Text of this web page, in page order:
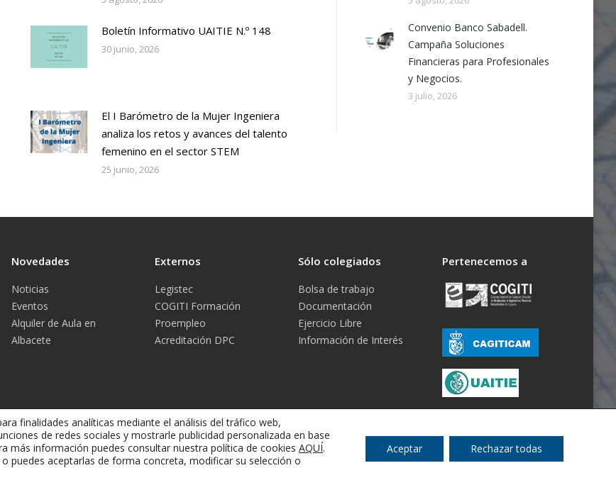
Boletín Informativo UAITIE N.º 148
30 junio, 2026
El I Barómetro de la Mujer Ingeniera
analiza los retos y avances del talento
femenino en el sector STEM
25 junio, 2026
Convenio Banco Sabadell.
Campaña Soluciones
Financieras para Profesionales
y Negocios.
3 julio, 2026
Novedades
Noticias
Eventos
Alquiler de Aula en
Albacete
Externos
Legistec
COGITI Formación
Proempleo
Acreditación DPC
Sólo colegiados
Bolsa de trabajo
Documentación
Ejercicio Libre
Información de Interés
Pertenecemos a
Albacete Aviso Legal-Condiciones Generales-RGPD-Cookies
finalidades analíticas mediante el análisis del tráfico web,
de redes sociales y mostrarle publicidad personalizada en base
más información puedes consultar nuestra política de cookies AQUÍ.
puedes aceptarlas de forma concreta, modificar su selección o
Aceptar Rechazar todas